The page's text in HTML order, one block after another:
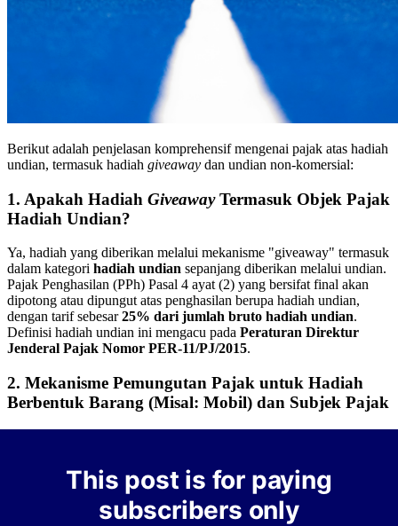
Berikut adalah penjelasan komprehensif mengenai pajak atas hadiah
undian, termasuk hadiah giveaway dan undian non-komersial:
1. Apakah Hadiah GiveawayTermasuk Objek Pajak
Hadiah Undian?
Ya, hadiah yang diberikan melalui mekanisme "giveaway" termasuk
dalam kategori hadiah undian sepanjang diberikan melalui undian.
Pajak Penghasilan (PPh) Pasal 4 ayat (2) yang bersifat final akan
dipotong atau dipungut atas penghasilan berupa hadiah undian,
dengan tarif sebesar25% dari jumlah bruto hadiah undian.
Definisi hadiah undian ini mengacu pada Peraturan Direktur
Jenderal Pajak Nomor PER-11/PJ/2015.
2. Mekanisme Pemungutan Pajak untuk Hadiah
Berbentuk Barang (Misal: Mobil) dan Subjek Pajak
This post is for paying
subscribers only